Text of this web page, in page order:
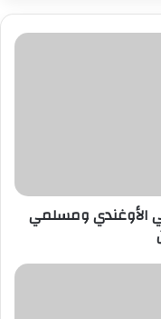
مذكرة
السودان
الأوغندي ومسلمي
منظمة